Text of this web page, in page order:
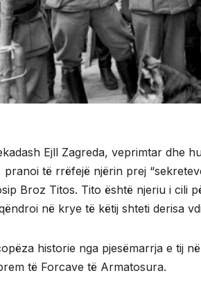
Ejll Zagreda, veprimtar dhe
të rrëfejë njërin prej
Broz Titos. Tito është njeriu i cili
në krye të këtij shteti derisa
historie nga pjesëmarrja e tij
të Forcave të Armatosura.